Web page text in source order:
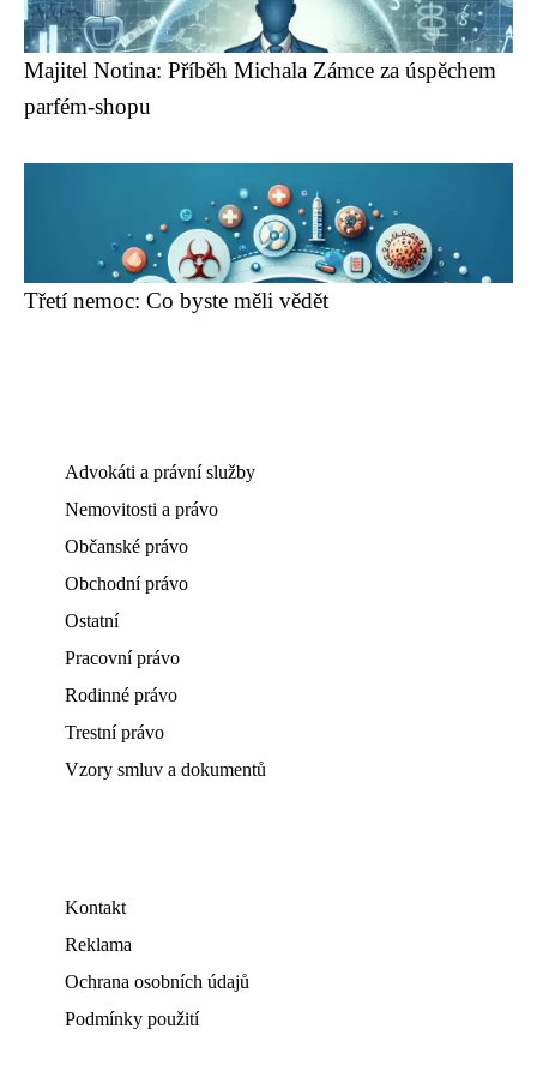
Majitel Notina: Příběh Michala Zámce za úspěchem
parfém-shopu
Třetí nemoc: Co byste měli vědět
Advokáti a právní služby
Nemovitosti a právo
Občanské právo
Obchodní právo
Ostatní
Pracovní právo
Rodinné právo
Trestní právo
Vzory smluv a dokumentů
Kontakt
Reklama
Ochrana osobních údajů
Podmínky použití